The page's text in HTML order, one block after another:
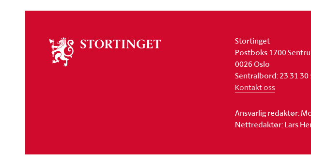
stortinget
Stortinget
Postboks 1700
0026 Oslo
Sentralbord: 23 31 30
Kontakt oss
Ansvarlig redaktør:
Nettredaktør: Lars